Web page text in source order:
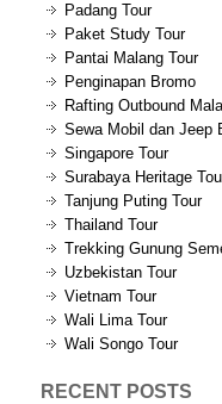
Padang Tour
Paket Study Tour
Pantai Malang Tour
Penginapan Bromo
Rafting Outbound
Sewa Mobil dan Jeep
Singapore Tour
Surabaya Heritage
Tanjung Puting Tour
Thailand Tour
Trekking Gunung
Uzbekistan Tour
Vietnam Tour
Wali Lima Tour
Wali Songo Tour
RECENT POSTS